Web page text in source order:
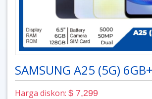
SAMSUNG A25 (5G)
Harga diskon: $ 7,299